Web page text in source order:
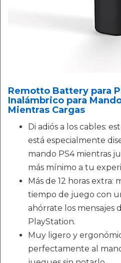
Remotto Battery para
Inalámbrico para
Mientras Cargas
Di adiós a los cables:
está especialmente
mando PS4 mientras
más mínimo a tu
Más de 12 horas extra:
tiempo de juego con
ahórrate los mensajes
PlayStation.
Muy ligero y
perfectamente al